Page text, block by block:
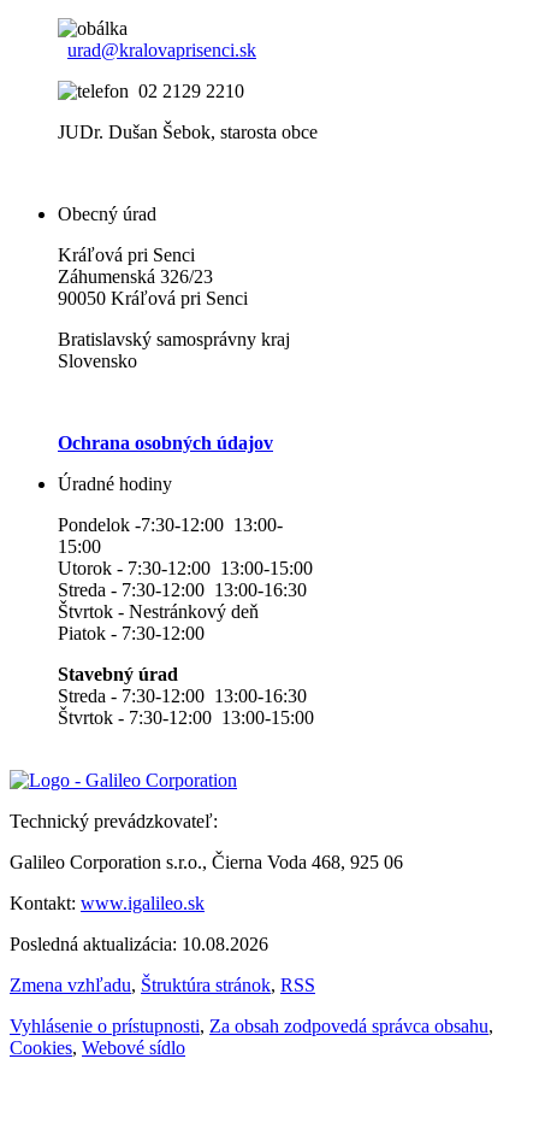
urad@kralovaprisenci.sk
02 2129 2210
JUDr. Dušan Šebok, starosta obce
Obecný úrad
Kráľová pri Senci
Záhumenská 326/23
90050 Kráľová pri Senci
Bratislavský samosprávny kraj
Slovensko
Ochrana osobných údajov
Úradné hodiny
Pondelok -7:30-12:00 13:00-
15:00
Utorok - 7:30-12:00 13:00-15:00
Streda - 7:30-12:00 13:00-16:30
Štvrtok - Nestránkový deň
Piatok - 7:30-12:00
Stavebný úrad
Streda - 7:30-12:00 13:00-16:30
Štvrtok - 7:30-12:00 13:00-15:00
Technický prevádzkovateľ:
Galileo Corporation s.r.o., Čierna Voda 468, 925 06
Kontakt: www.igalileo.sk
Posledná aktualizácia: 10.08.2026
Zmena vzhľadu, Štruktúra stránok, RSS
Vyhlásenie o prístupnosti, Za obsah zodpovedá správca obsahu,
Cookies, Webové sídlo